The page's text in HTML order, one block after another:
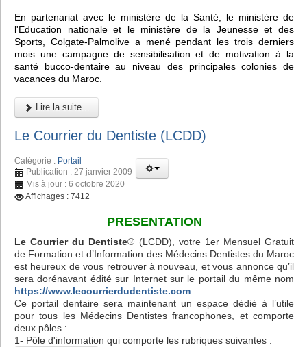
En partenariat avec le ministère de la Santé, le ministère de
l'Education nationale et le ministère de la Jeunesse et des
Sports, Colgate-Palmolive a mené pendant les trois derniers
mois une campagne de sensibilisation et de motivation à la
santé bucco-dentaire au niveau des principales colonies de
vacances du Maroc.
Lire la suite...
Le Courrier du Dentiste (LCDD)
Catégorie : Portail
Publication : 27 janvier 2009
Mis à jour : 6 octobre 2020
Affichages : 7412
PRESENTATION
Le Courrier du Dentiste® (LCDD), votre 1er Mensuel Gratuit
de Formation et d’Information des Médecins Dentistes du Maroc
est heureux de vous retrouver à nouveau, et vous annonce qu’il
sera dorénavant édité sur Internet sur le portail du même nom
https://www.lecourrierdudentiste.com
Ce portail dentaire sera maintenant un espace dédié à l’utile
pour tous les Médecins Dentistes francophones, et comporte
deux pôles :
1- Pôle d'information qui comporte les rubriques suivantes :